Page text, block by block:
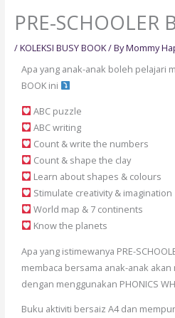
PRE-SCHOOLER
/KOLEKSI BUSY BOOK/ ByMommy
Apa yang anak-anak boleh pelajari
BOOK ini
ABC puzzle
ABC writing
Count & write the numbers
Count & shape the clay
Learn about shapes & colours
Stimulate creativity & imagination
World map & 7 continents
Know the planets
Apa yang istimewanya PRE-
membaca bersama anak-anak
dengan menggunakan PHONICS
Buku aktiviti bersaiz A4 dan